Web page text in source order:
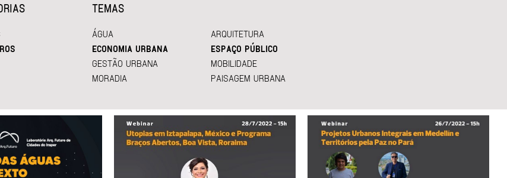
TEMAS
ÁGUA
ARQUITETURA
ECONOMIA URBANA
ESPAÇO PÚBLICO
GESTÃO URBANA
MOBILIDADE
MORADIA
PAISAGEM URBANA